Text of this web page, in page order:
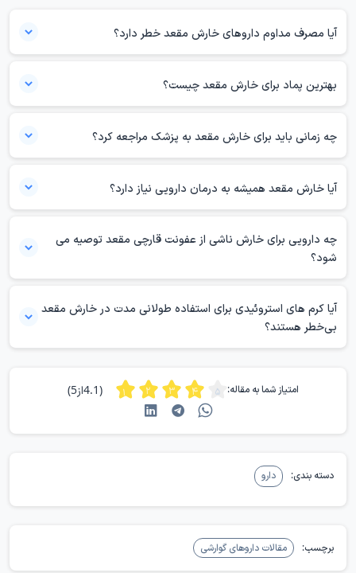
آیا مصرف مداوم داروهای خارش مقعد خطر دارد؟
زمانی طولانی توصیه نمی‌شود و استفاده طولانی‌مدت آنها ممکن است
عوارض جدی ایجاد کند. برای مثال کورتیکواستروئیدها می‌توانند روی سلامت
بهترین پماد برای خارش مقعد چیست؟
ضد انگل، آنتی هموروئیدها و داروهای کورتیکواستروئیدی بهترین گزینه‌های
درمانی برای تسکین خارش مقعد هستند.
چه زمانی باید برای خارش مقعد به پزشک مراجعه کرد؟
درمان‌های معمول علائم از بین نمی‌رود، باید حتما برای پیگیری بیشتر به
پزشک مراجعه کرد.
آیا خارش مقعد همیشه به درمان دارویی نیاز دارد؟
بدون نیاز به مصرف دارو خارش مقعد را از بین برد. اما در صورتی که علت
خارش عفونت، بواسیر یا انگل‌ها باشند حتما به درمان دارویی نیاز است.
چه دارویی برای خارش ناشی از عفونت قارچی مقعد توصیه می
شود؟
هستند که می‌توان برای رفع خارش مقعد ناشی از عفونت قارچی از آنها
استفاده کرد.
آیا کرم های استروئیدی برای استفاده طولانی مدت در خارش مقعد
بی‌خطر هستند؟
خارش مقعد استفاده کرد. اما آنها نباید برای مدتی طولانی استفاده شوند، چرا
که ممکن است باعث نازک و حساس شدن پوست ناحیه مقعد شوند.
امتیاز شما به مقاله: (4.1از5)
دسته بندی: دارو
برچسب: مقالات داروهای گوارشی